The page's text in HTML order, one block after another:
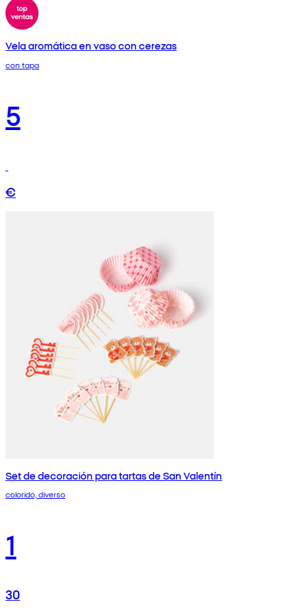
Vela aromática en vaso con cerezas
con tapa
5
€
Set de decoración para tartas de San Valentín
colorido, diverso
1
30